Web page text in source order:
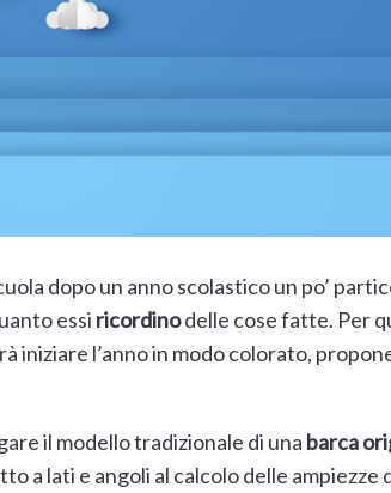
dopo un anno scolastico un po’
essi ricordinodelle cose fatte. Per
iniziare l’anno in modo colorato,
il modello tradizionale di una barca
a lati e angoli al calcolo delle